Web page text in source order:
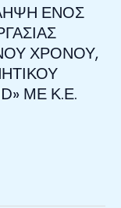
ΕΝΟΣ
ΧΡΟΝΟΥ,
ΜΕ Κ.Ε.